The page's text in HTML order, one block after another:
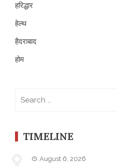
हरिद्धार
हेल्थ
हैदराबाद
होम
TIMELINE
August 6, 2026